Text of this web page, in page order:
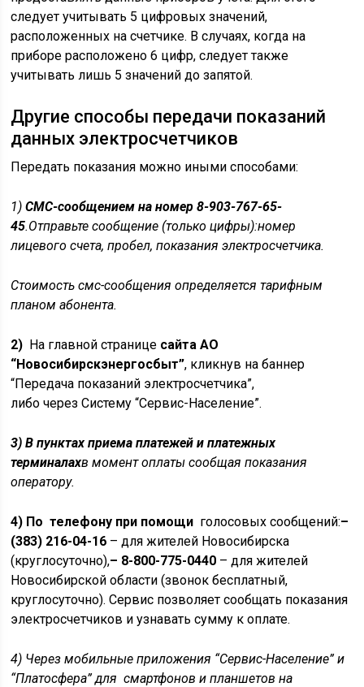
следует учитывать 5 цифровых значений,
расположенных на счетчике. В случаях, когда на
приборе расположено 6 цифр, следует также
учитывать лишь 5 значений до запятой.
Другие способы передачи показаний
данных электросчетчиков
Передать показания можно иными способами:
1) СМС-сообщением на номер 8-903-767-65-
45.Отправьте сообщение (только цифры):номер
лицевого счета, пробел, показания электросчетчика.
Стоимость смс-сообщения определяется тарифным
планом абонента.
2) На главной странице сайта АО
“Новосибирскэнергосбыт”, кликнув на баннер
“Передача показаний электросчетчика”,
либо через Систему “Сервис-Население”.
3) В пунктах приема платежей и платежных
терминалахв момент оплаты сообщая показания
оператору.
4) По телефону при помощи голосовых сообщений:–
(383) 216-04-16 – для жителей Новосибирска
(круглосуточно),– 8-800-775-0440 – для жителей
Новосибирской области (звонок бесплатный,
круглосуточно). Сервис позволяет сообщать показания
электросчетчиков и узнавать сумму к оплате.
4) Через мобильные приложения “Сервис-Население” и
“Платосфера” для смартфонов и планшетов на